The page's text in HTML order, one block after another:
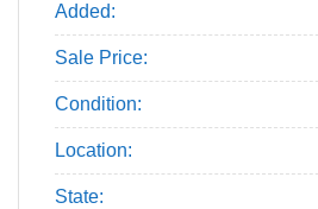
Added:
Sale Price:
Condition:
Location:
State: